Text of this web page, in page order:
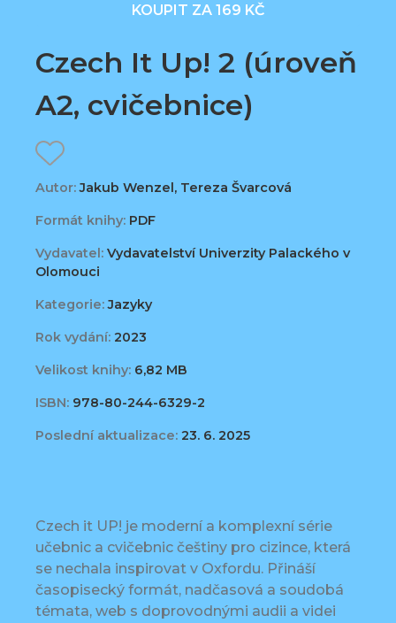
KOUPIT ZA 169 KČ
Czech It Up! 2 (úroveň
A2, cvičebnice)
Autor:Jakub Wenzel, Tereza Švarcová
Formát knihy: PDF
Vydavatel: Vydavatelství Univerzity Palackého v
Olomouci
Kategorie:Jazyky
Rok vydání: 2023
Velikost knihy: 6,82 MB
ISBN: 978-80-244-6329-2
Poslední aktualizace: 23. 6. 2025
Czech it UP! je moderní a komplexní série
učebnic a cvičebnic češtiny pro cizince, která
se nechala inspirovat v Oxfordu. Přináší
časopisecký formát, nadčasová a soudobá
témata, web s doprovodnými audii a videi